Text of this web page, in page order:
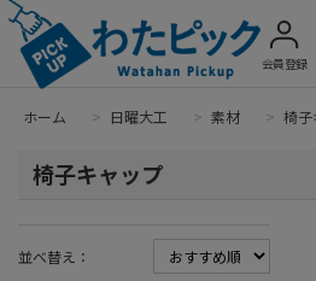
会員登録
ホーム > 日曜大工 > 素材 > 椅子
椅子キャップ
並べ替え：